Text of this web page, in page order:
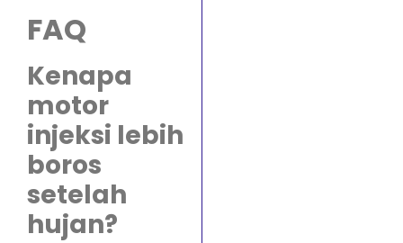
FAQ
Kenapa
motor
injeksi lebih
boros
setelah
hujan?